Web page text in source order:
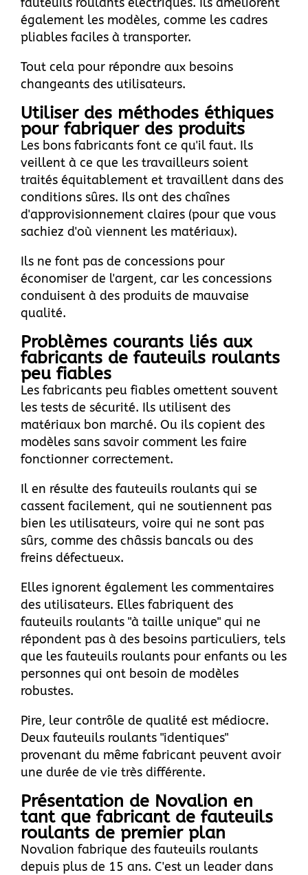
également les modèles, comme les cadres
pliables faciles à transporter.
Tout cela pour répondre aux besoins
changeants des utilisateurs.
Utiliser des méthodes éthiques
pour fabriquer des produits
Les bons fabricants font ce qu'il faut. Ils
veillent à ce que les travailleurs soient
traités équitablement et travaillent dans des
conditions sûres. Ils ont des chaînes
d'approvisionnement claires (pour que vous
sachiez d'où viennent les matériaux).
Ils ne font pas de concessions pour
économiser de l'argent, car les concessions
conduisent à des produits de mauvaise
qualité.
Problèmes courants liés aux
fabricants de fauteuils roulants
peu fiables
Les fabricants peu fiables omettent souvent
les tests de sécurité. Ils utilisent des
matériaux bon marché. Ou ils copient des
modèles sans savoir comment les faire
fonctionner correctement.
Il en résulte des fauteuils roulants qui se
cassent facilement, qui ne soutiennent pas
bien les utilisateurs, voire qui ne sont pas
sûrs, comme des châssis bancals ou des
freins défectueux.
Elles ignorent également les commentaires
des utilisateurs. Elles fabriquent des
fauteuils roulants "à taille unique" qui ne
répondent pas à des besoins particuliers, tels
que les fauteuils roulants pour enfants ou les
personnes qui ont besoin de modèles
robustes.
Pire, leur contrôle de qualité est médiocre.
Deux fauteuils roulants "identiques"
provenant du même fabricant peuvent avoir
une durée de vie très différente.
Présentation de Novalion en
tant que fabricant de fauteuils
roulants de premier plan
Novalion fabrique des fauteuils roulants
depuis plus de 15 ans. C'est un leader dans